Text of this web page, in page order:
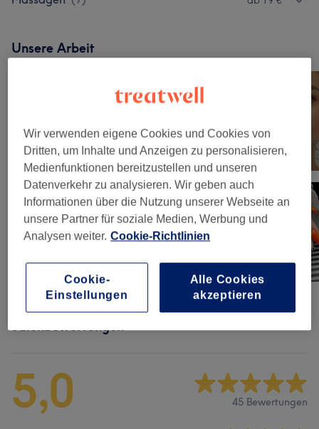
Unsere Arbeit
Salonbewertungen
5,0 45 Bewertungen
Wir verwenden eigene Cookies und Cookies von
Dritten, um Inhalte und Anzeigen zu personalisieren,
Medienfunktionen bereitzustellen und unseren
Datenverkehr zu analysieren. Wir geben auch
Informationen über die Nutzung unserer Webseite an
unsere Partner für soziale Medien, Werbung und
Analysen weiter. Cookie-Richtlinien
Cookie-
Einstellungen
Alle Cookies
akzeptieren